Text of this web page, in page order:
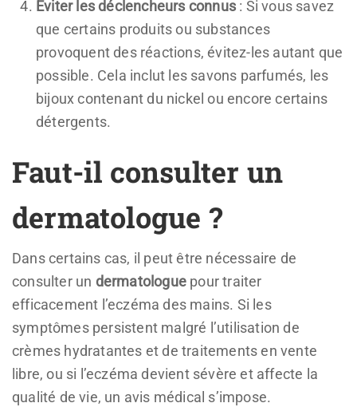
Éviter les déclencheurs connus : Si vous savez
que certains produits ou substances
provoquent des réactions, évitez-les autant que
possible. Cela inclut les savons parfumés, les
bijoux contenant du nickel ou encore certains
détergents.
Faut-il consulter un
dermatologue ?
Dans certains cas, il peut être nécessaire de
consulter un dermatologue pour traiter
efficacement l’eczéma des mains. Si les
symptômes persistent malgré l’utilisation de
crèmes hydratantes et de traitements en vente
libre, ou si l’eczéma devient sévère et affecte la
qualité de vie, un avis médical s’impose.